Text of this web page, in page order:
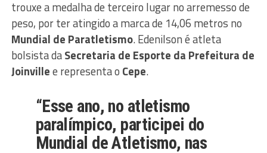
trouxe a medalha de terceiro lugar no arremesso de
peso, por ter atingido a marca de 14,06 metros no
Mundial de Paratletismo. Edenilson é atleta
bolsista daSecretaria de Esporte da Prefeitura de
Joinvillee representa o Cepe.
“Esse ano, no atletismo
paralímpico, participei do
Mundial de Atletismo, nas